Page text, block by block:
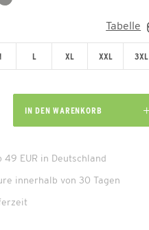
Tabelle
L XL XXL 3XL
IN DEN WARENKORB
49 EUR in Deutschland
innerhalb von 30 Tagen